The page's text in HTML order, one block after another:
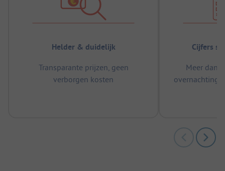
Helder & duidelijk
Transparante prijzen, geen
verborgen kosten
Cijfers
Meer dan